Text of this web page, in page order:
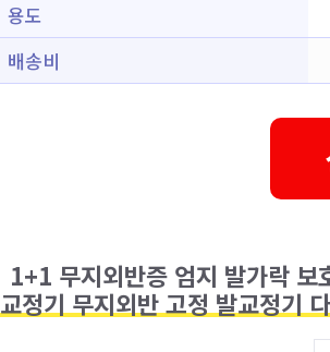
용도
배송비
1+1 무지외반증 엄지 발가락 보
교정기 무지외반 고정 발교정기